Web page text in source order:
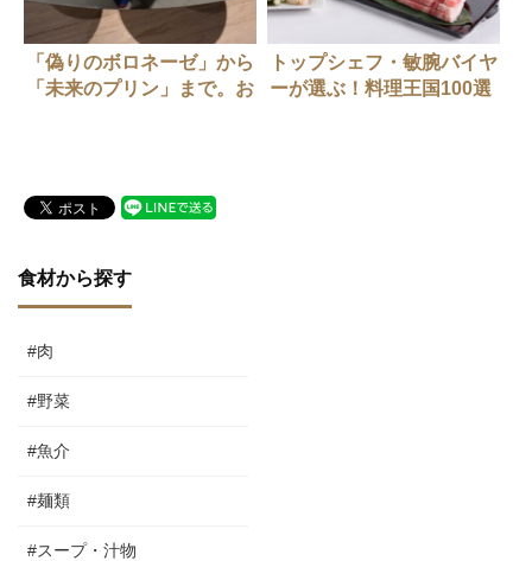
「偽りのボロネーゼ」から
「未来のプリン」まで。お
トップシェフ・敏腕バイヤ
ーが選ぶ！料理王国100選
食材から探す
#肉
#野菜
#魚介
#麺類
#スープ・汁物